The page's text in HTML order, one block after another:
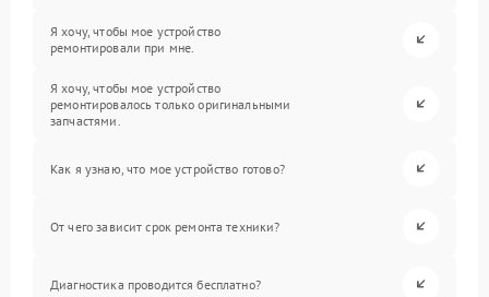
Я хочу, чтобы мое устройство
ремонтировали при мне.
Я хочу, чтобы мое устройство
ремонтировалось только оригинальными
запчастями.
Как я узнаю, что мое устройство готово?
От чего зависит срок ремонта техники?
Диагностика проводится бесплатно?